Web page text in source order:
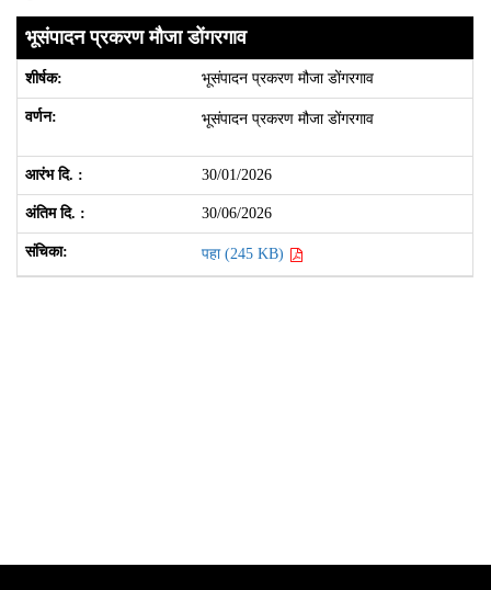
भूसंपादन प्रकरण मौजा डोंगरगाव
भूसंपादन प्रकरण मौजा डोंगरगाव
भूसंपादन प्रकरण मौजा डोंगरगाव
30/01/2026
30/06/2026
पहा (245 KB)